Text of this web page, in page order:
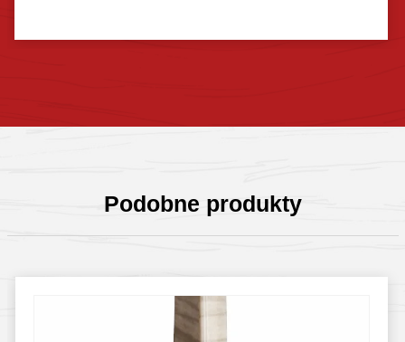
Podobne produkty